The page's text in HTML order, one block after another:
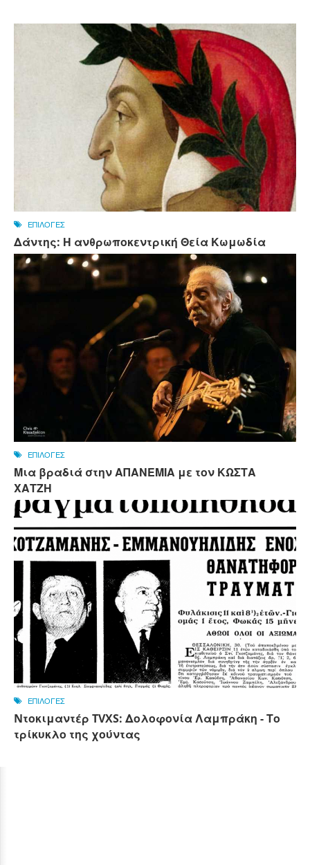
ΕΠΙΛΟΓΕΣ
Δάντης: Η ανθρωποκεντρική Θεία Κωμωδία
ΕΠΙΛΟΓΕΣ
Μια βραδιά στην ΑΠΑΝΕΜΙΑ με τον ΚΩΣΤΑ
ΧΑΤΖΗ
ΕΠΙΛΟΓΕΣ
Nτοκιμαντέρ TVXS: Δολοφονία Λαμπράκη - Το
τρίκυκλο της χούντας